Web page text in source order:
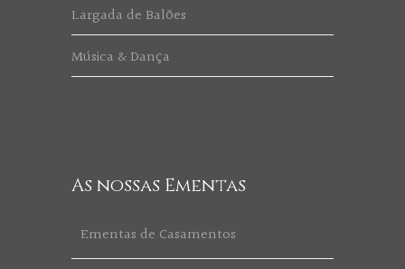
Largada de Balões
Música & Dança
As nossas Ementas
Ementas de Casamentos